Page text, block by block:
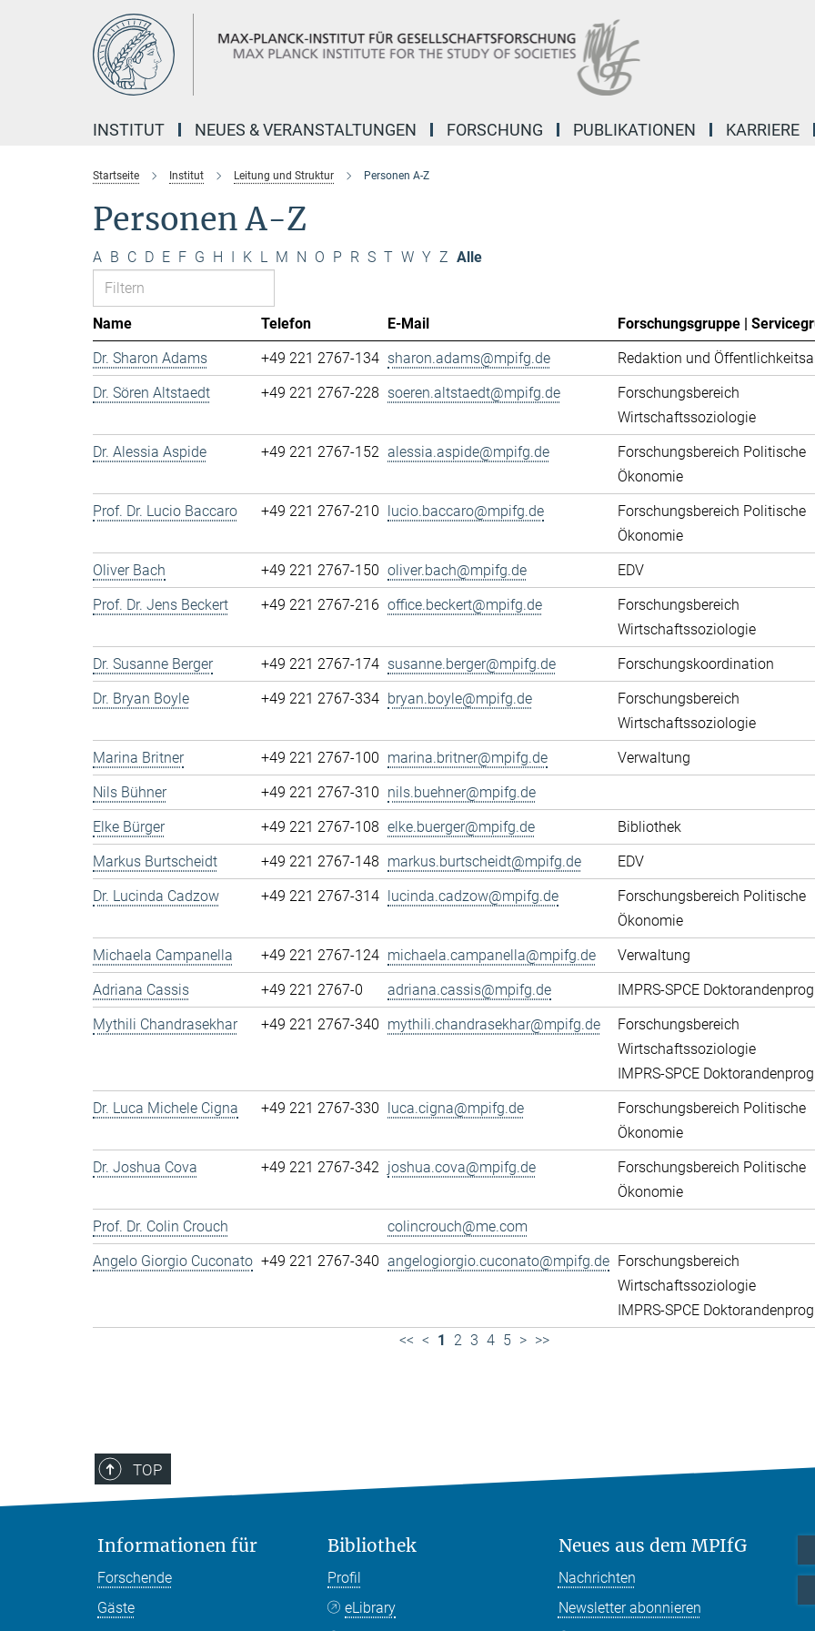
INSTITUT NEUES & VERANSTALTUNGEN FORSCHUNG PUBLIKATIONEN KARRIERE
Startseite Institut Leitung und Struktur Personen A-Z
Personen A-Z
A B C D E F G H I K L M N O P R S T W Y Z Alle
Name Telefon E-Mail
Forschungsgruppe |
Dr. Sharon Adams
+49 221 2767-134 sharon.adams@mpifg.de
Redaktion und
Dr. Sören Altstaedt
+49 221 2767-228 soeren.altstaedt@mpifg.de
Forschungsbereich
Wirtschaftssoziologie
Dr. Alessia Aspide
+49 221 2767-152 alessia.aspide@mpifg.de
Forschungsbereich Politische
Ökonomie
Prof. Dr. Lucio Baccaro
+49 221 2767-210 lucio.baccaro@mpifg.de
Forschungsbereich Politische
Ökonomie
Oliver Bach
+49 221 2767-150 oliver.bach@mpifg.de
EDV
Prof. Dr. Jens Beckert
+49 221 2767-216 office.beckert@mpifg.de
Forschungsbereich
Wirtschaftssoziologie
Dr. Susanne Berger
+49 221 2767-174 susanne.berger@mpifg.de
Forschungskoordination
Dr. Bryan Boyle
+49 221 2767-334 bryan.boyle@mpifg.de
Forschungsbereich
Wirtschaftssoziologie
Marina Britner
+49 221 2767-100 marina.britner@mpifg.de
Verwaltung
Nils Bühner
+49 221 2767-310 nils.buehner@mpifg.de
Elke Bürger
+49 221 2767-108 elke.buerger@mpifg.de
Bibliothek
Markus Burtscheidt
+49 221 2767-148 markus.burtscheidt@mpifg.de
EDV
Dr. Lucinda Cadzow
+49 221 2767-314 lucinda.cadzow@mpifg.de
Forschungsbereich Politische
Ökonomie
Michaela Campanella
+49 221 2767-124 michaela.campanella@mpifg.de
Verwaltung
Adriana Cassis
+49 221 2767-0 adriana.cassis@mpifg.de
IMPRS-SPCE
Mythili Chandrasekhar
+49 221 2767-340 mythili.chandrasekhar@mpifg.de
Forschungsbereich
Wirtschaftssoziologie
IMPRS-SPCE
Dr. Luca Michele Cigna
+49 221 2767-330 luca.cigna@mpifg.de
Forschungsbereich Politische
Ökonomie
Dr. Joshua Cova
+49 221 2767-342 joshua.cova@mpifg.de
Forschungsbereich Politische
Ökonomie
Prof. Dr. Colin Crouch
colincrouch@me.com
Angelo Giorgio Cuconato +49 221 2767-340 angelogiorgio.cuconato@mpifg.de Forschungsbereich
Wirtschaftssoziologie
IMPRS-SPCE
<< < 1 2 3 4 5 > >>
TOP
Informationen für
Forschende
Gäste
Bibliothek
Profil
eLibrary
Neues aus dem MPIfG
Nachrichten
Newsletter abonnieren